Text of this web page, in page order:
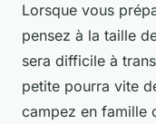
Lorsque vous
pensez à la taille
sera difficile à
petite pourra vite
campez en famille